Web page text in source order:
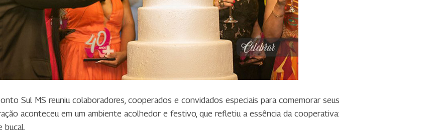
Sul MS reuniu colaboradores, cooperados e convidados especiais para comemorar seus
aconteceu em um ambiente acolhedor e festivo, que refletiu a essência da cooperativa:
bucal.